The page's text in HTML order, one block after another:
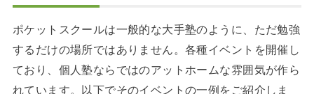
ポケットスクールは一般的な大手塾のように、ただ勉強
するだけの場所ではありません。各種イベントを開催し
ており、個人塾ならではのアットホームな雰囲気が作ら
れています。以下でそのイベントの一例をご紹介しま